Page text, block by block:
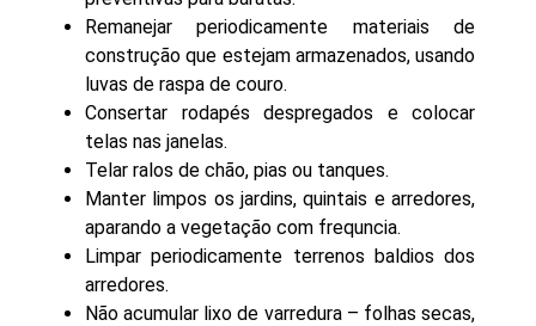
Remanejar periodicamente materiais de
construção que estejam armazenados, usando
luvas de raspa de couro.
Consertar rodapés despregados e colocar
telas nas janelas.
Telar ralos de chão, pias ou tanques.
Manter limpos os jardins, quintais e arredores,
aparando a vegetação com frequncia.
Limpar periodicamente terrenos baldios dos
arredores.
Não acumular lixo de varredura – folhas secas,